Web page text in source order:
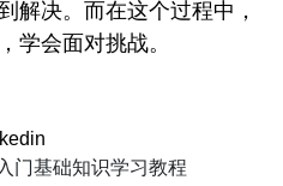
解决。而在这个过程中，
学会面对挑战。
门基础知识学习教程